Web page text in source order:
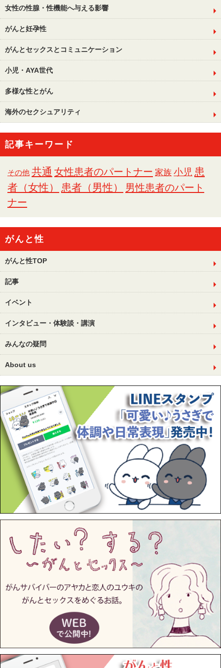
女性の性腺・性機能へ与える影響
がんと妊孕性
がんとセックスとコミュニケーション
小児・AYA世代
多様な性とがん
海外のセクシュアリティ
記事キーワード
その他 共通 女性患者のパートナー 家族 小児 患
者（女性）
患者（男性）
男性患者のパート
ナー
がんと性
がんと性TOP
記事
イベント
インタビュー・体験談・講演
みんなの疑問
About us